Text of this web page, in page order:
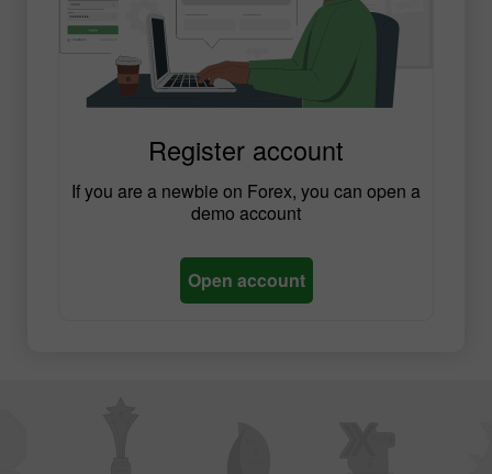
Register account
If you are a newbie on Forex, you can open a
demo account
Open account